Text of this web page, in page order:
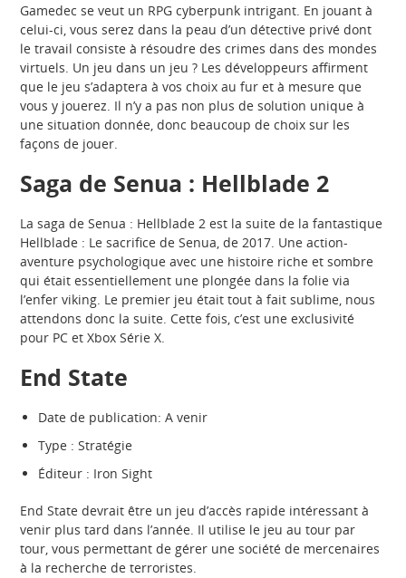
Gamedec se veut un RPG cyberpunk intrigant. En jouant à
celui-ci, vous serez dans la peau d’un détective privé dont
le travail consiste à résoudre des crimes dans des mondes
virtuels. Un jeu dans un jeu ? Les développeurs affirment
que le jeu s’adaptera à vos choix au fur et à mesure que
vous y jouerez. Il n’y a pas non plus de solution unique à
une situation donnée, donc beaucoup de choix sur les
façons de jouer.
Saga de Senua : Hellblade 2
La saga de Senua : Hellblade 2 est la suite de la fantastique
Hellblade : Le sacrifice de Senua, de 2017. Une action-
aventure psychologique avec une histoire riche et sombre
qui était essentiellement une plongée dans la folie via
l’enfer viking. Le premier jeu était tout à fait sublime, nous
attendons donc la suite. Cette fois, c’est une exclusivité
pour PC et Xbox Série X.
End State
Date de publication: A venir
Type : Stratégie
Éditeur : Iron Sight
End State devrait être un jeu d’accès rapide intéressant à
venir plus tard dans l’année. Il utilise le jeu au tour par
tour, vous permettant de gérer une société de mercenaires
à la recherche de terroristes.